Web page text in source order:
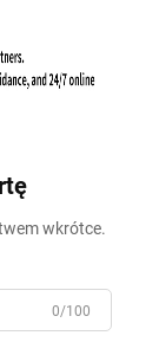
wkrótce.
0/100